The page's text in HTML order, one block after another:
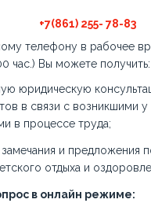
+7(861) 255- 78-83
телефону в рабочее
час.) Вы можете получить:
юридическую
в связи с возникшими у
в процессе труда;
замечания и предложения
отдыха и
в онлайн режиме: